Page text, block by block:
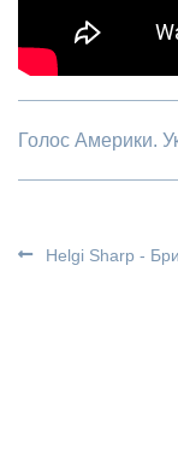
Голос Америки.
Helgi Sharp -